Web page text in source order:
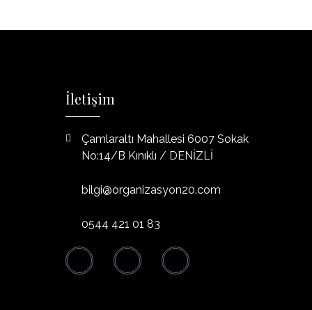
İletişim
Çamlaraltı Mahallesi 6007 Sokak
No:14/B Kınıklı / DENİZLİ
bilgi@organizasyon20.com
0544 421 01 83